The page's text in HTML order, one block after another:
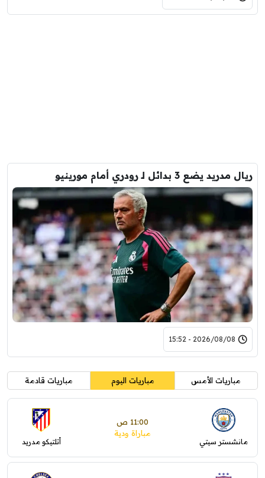
ريال مدريد يضع 3 بدائل لـ رودري أمام مورينيو
2026/08/08 - 15:52
مباريات الأمس مباريات اليوم مباريات قادمة
مانشستر سيتي
11:00 ص
مباراة ودية
أتلتيكو مدريد